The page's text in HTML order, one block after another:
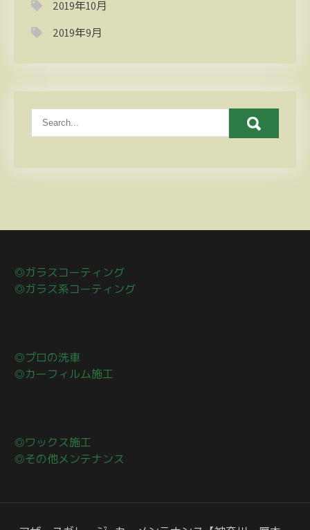
2019年10月
2019年9月
◎ガラスコーティング
◎ガラス系コーティング
◎プロの洗車
◎カーフィルム施工
◎ワックス施工
◎その他メンテナンス